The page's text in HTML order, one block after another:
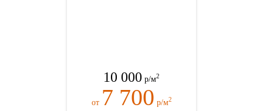
10 000 р/м2
от 7 700 р/м2